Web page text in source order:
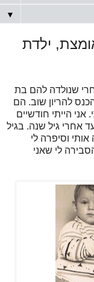
▼
ילדת
שנולדה להם בת
להריון שוב. הם
הייתי חודשיים
אחרי גיל שנה. בגיל
וסיפרה לי
לי שאני